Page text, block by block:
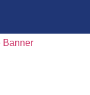
Banner